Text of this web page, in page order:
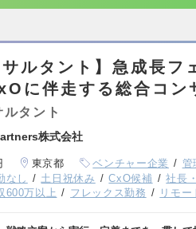
サルタント】急成長フ
に伴走する総合コン
タント
株式会社
東京都 ベンチャー企業 管
なし 土日祝休み CxO候補 社長
600万以上 フレックス勤務 リモー